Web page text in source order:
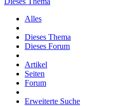
Alles
Dieses Thema
Dieses Forum
Artikel
Seiten
Forum
Erweiterte Suche